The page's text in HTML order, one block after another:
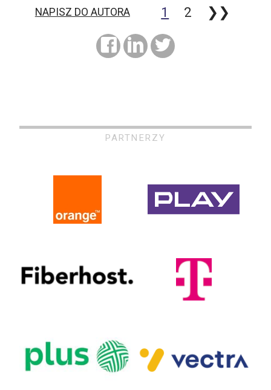
NAPISZ DO AUTORA 1 2 ❯❯
PARTNERZY